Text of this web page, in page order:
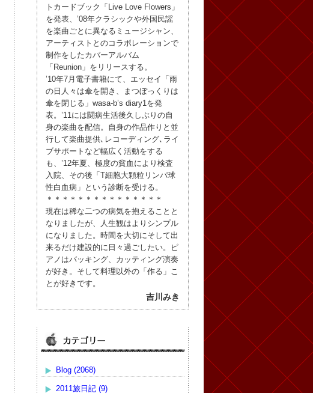
トカードブック「Live Love Flowers」
を発表、’08年クラシックや外国民謡
を楽曲ごとに異なるミュージシャン、
アーティストとのコラボレーションで
制作をしたカバーアルバム
「Reunion」をリリースする。
’10年7月電子書籍にて、エッセイ「雨
の日人々は傘を開き、まつぼっくりは
傘を閉じる」wasa-b’s diary1を発
表。’11には闘病生活後久しぶりの自
身の楽曲を配信。自身の作品作りと並
行して楽曲提供､レコーディング､ライ
ブサポートなど幅広く活動をする
も、’12年夏、極度の貧血により検査
入院、その後「T細胞大顆粒リンパ球
性白血病」という診断を受ける。
＊＊＊＊＊＊＊＊＊＊＊＊＊＊＊
現在は稀な二つの病気を抱えることと
なりましたが、人生観はよりシンプル
になりました。時間を大切にそして出
来るだけ建設的に日々過ごしたい。ピ
アノはバッキング、カッティング演奏
が好き。そして料理以外の「作る」こ
とが好きです。
吉川みき
Blog (2068)
2011旅日記 (9)